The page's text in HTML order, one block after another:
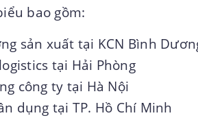
bao gồm:
sản xuất tại KCN Bình
tại Hải Phòng
công ty tại Hà Nội
dụng tại TP. Hồ Chí Minh